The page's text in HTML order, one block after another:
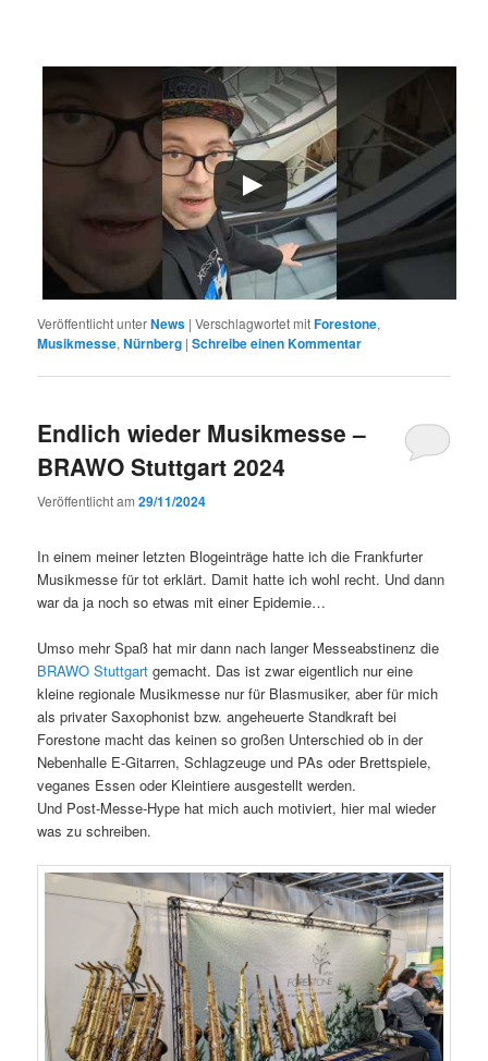
Veröffentlicht unterNews |Verschlagwortet mitForestone,
Musikmesse,Nürnberg |Schreibe einen Kommentar
Endlich wieder Musikmesse –
BRAWO Stuttgart 2024
Veröffentlicht am29/11/2024
In einem meiner letzten Blogeinträge hatte ich die Frankfurter
Musikmesse für tot erklärt. Damit hatte ich wohl recht. Und dann
war da ja noch so etwas mit einer Epidemie…
Umso mehr Spaß hat mir dann nach langer Messeabstinenz die
BRAWO Stuttgartgemacht. Das ist zwar eigentlich nur eine
kleine regionale Musikmesse nur für Blasmusiker, aber für mich
als privater Saxophonist bzw. angeheuerte Standkraft bei
Forestone macht das keinen so großen Unterschied ob in der
Nebenhalle E-Gitarren, Schlagzeuge und PAs oder Brettspiele,
veganes Essen oder Kleintiere ausgestellt werden.
Und Post-Messe-Hype hat mich auch motiviert, hier mal wieder
was zu schreiben.